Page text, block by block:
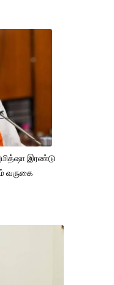
இரண்டு
வருகை